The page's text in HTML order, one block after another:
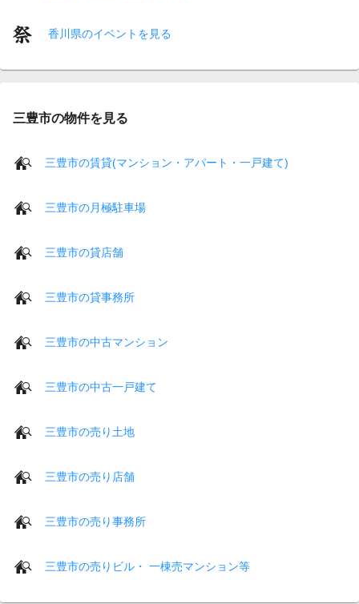
香川県のイベントを見る
三豊市の物件を見る
三豊市の賃貸(マンション・アパート・一戸建て)
三豊市の月極駐車場
三豊市の貸店舗
三豊市の貸事務所
三豊市の中古マンション
三豊市の中古一戸建て
三豊市の売り土地
三豊市の売り店舗
三豊市の売り事務所
三豊市の売りビル・ 一棟売マンション等